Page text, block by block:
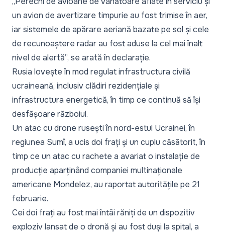
un avion de avertizare timpurie au fost trimise în aer,
iar sistemele de apărare aeriană bazate pe sol și cele
de recunoaștere radar au fost aduse la cel mai înalt
nivel de alertă”, se arată în declarație.
Rusia lovește în mod regulat infrastructura civilă
ucraineană, inclusiv clădiri rezidențiale și
infrastructura energetică, în timp ce continuă să își
desfășoare războiul.
Un atac cu drone rusești în nord-estul Ucrainei, în
regiunea Sumî, a ucis doi frați și un cuplu căsătorit, în
timp ce un atac cu rachete a avariat o instalație de
producție aparținând companiei multinaționale
americane Mondelez, au raportat autoritățile pe 21
februarie.
Cei doi frați au fost mai întâi răniți de un dispozitiv
exploziv lansat de o dronă și au fost duși la spital, a